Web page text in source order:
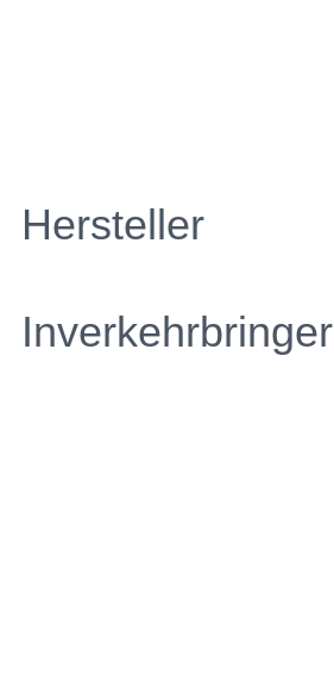
Hersteller
Inverkehrbringer